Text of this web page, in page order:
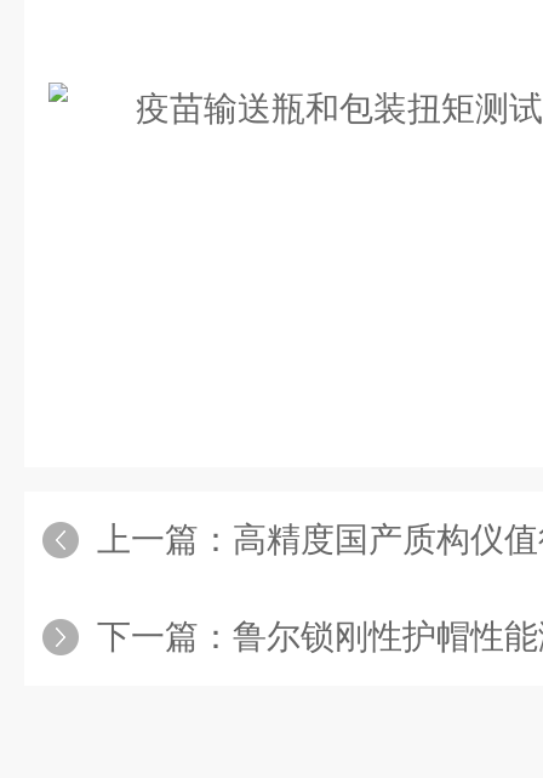
上一篇： 高精度国产质构仪
下一篇： 鲁尔锁刚性护帽性